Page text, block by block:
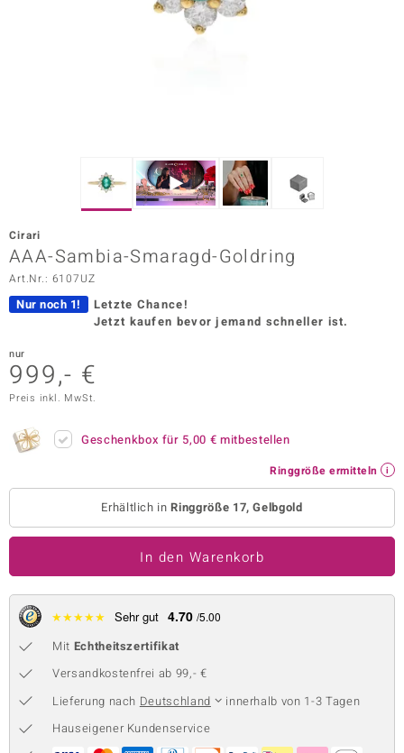
Vogue
Collection
BY DE MELO
Cirari
AAA-Sambia-Smaragd-Goldring
Art.Nr.: 6107UZ
Nur noch 1!
Letzte Chance!
Jetzt kaufen bevor jemand schneller ist.
nur
999,- €
Preis inkl. MwSt.
Geschenkbox für 5,00 € mitbestellen
Ringgröße ermitteln
Erhältlich inRinggröße 17, Gelbgold
In den Warenkorb
★★★★★ Sehr gut 4.70 /5.00
Mit Echtheitszertifikat
Versandkostenfrei ab 99,- €
Lieferung nach Deutschland
innerhalb von 1-3 Tagen
Hauseigener Kundenservice